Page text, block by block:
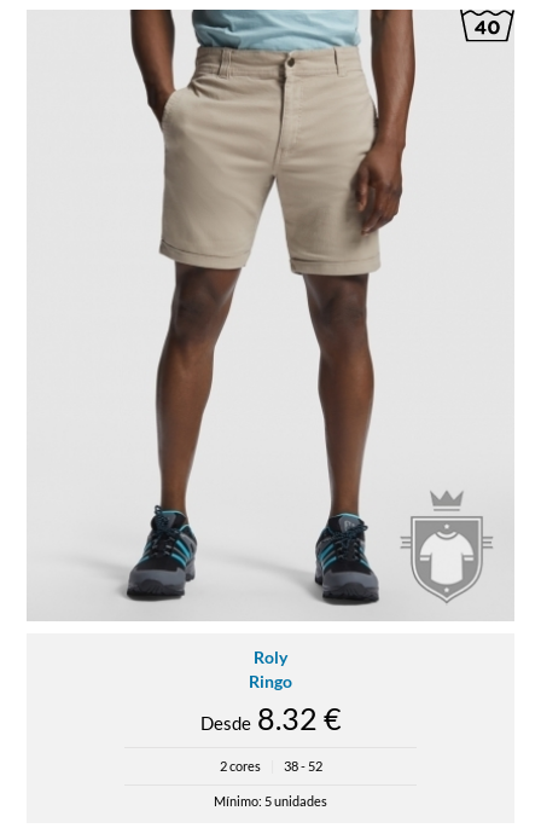
Roly
Ringo
Desde8.32 €
2 cores 38 - 52
Mínimo: 5 unidades